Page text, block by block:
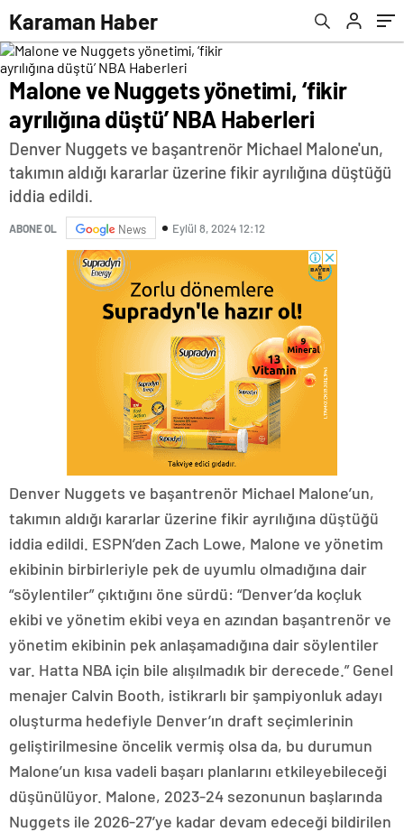
Karaman Haber
Malone ve Nuggets yönetimi, ‘fikir
ayrılığına düştü’ NBA Haberleri
Denver Nuggets ve başantrenör Michael Malone'un,
takımın aldığı kararlar üzerine fikir ayrılığına düştüğü
iddia edildi.
ABONE OL News Eylül 8, 2024 12:12
Denver Nuggets ve başantrenör Michael Malone’un,
takımın aldığı kararlar üzerine fikir ayrılığına düştüğü
iddia edildi. ESPN’den Zach Lowe, Malone ve yönetim
ekibinin birbirleriyle pek de uyumlu olmadığına dair
“söylentiler” çıktığını öne sürdü: “Denver’da koçluk
ekibi ve yönetim ekibi veya en azından başantrenör ve
yönetim ekibinin pek anlaşamadığına dair söylentiler
var. Hatta NBA için bile alışılmadık bir derecede.” Genel
menajer Calvin Booth, istikrarlı bir şampiyonluk adayı
oluşturma hedefiyle Denver’ın draft seçimlerinin
geliştirilmesine öncelik vermiş olsa da, bu durumun
Malone’un kısa vadeli başarı planlarını etkileyebileceği
düşünülüyor. Malone, 2023-24 sezonunun başlarında
Nuggets ile 2026-27’ye kadar devam edeceği bildirilen